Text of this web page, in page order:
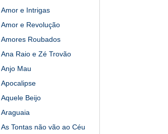
Amor e Intrigas
Amor e Revolução
Amores Roubados
Ana Raio e Zé Trovão
Anjo Mau
Apocalipse
Aquele Beijo
Araguaia
As Tontas não vão ao Céu